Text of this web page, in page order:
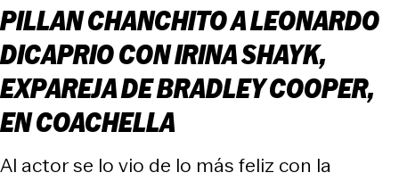
PILLAN CHANCHITO A LEONARDO
DICAPRIO CON IRINA SHAYK,
EXPAREJA DE BRADLEY COOPER,
EN COACHELLA
Al actor se lo vio de lo más feliz con la